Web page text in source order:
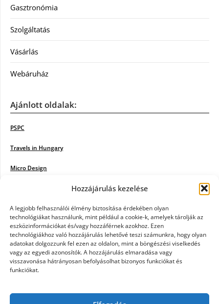
Hozzájárulás kezelése
A legjobb felhasználói élmény biztosítása érdekében olyan
technológiákat használunk, mint például a cookie-k, amelyek tárolják az
eszközinformációkat és/vagy hozzáférnek azokhoz. Ezen
technológiákhoz való hozzájárulás lehetővé teszi számunkra, hogy olyan
adatokat dolgozzunk fel ezen az oldalon, mint a böngészési viselkedés
vagy az egyedi azonosítók. A hozzájárulás elmaradása vagy
visszavonása hátrányosan befolyásolhat bizonyos funkciókat és
funkciókat.
Gasztronómia
Szolgáltatás
Vásárlás
Webáruház
Ajánlott oldalak:
PSPC
Travels in Hungary
Micro Design
Poiwiki
Öntözőrendszer
Jazz Steps
Unicorn Multipro